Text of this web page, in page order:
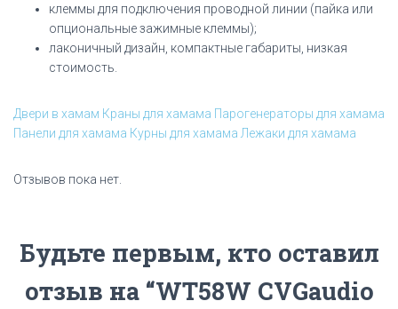
клеммы для подключения проводной линии (пайка или
опциональные зажимные клеммы);
лаконичный дизайн, компактные габариты, низкая
стоимость.
Двери в хамам Краны для хамама Парогенераторы для хамама
Панели для хамама Курны для хамама Лежаки для хамама
Отзывов пока нет.
Будьте первым, кто оставил
отзыв на “WT58W CVGaudio